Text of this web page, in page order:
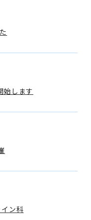
始します
ン科